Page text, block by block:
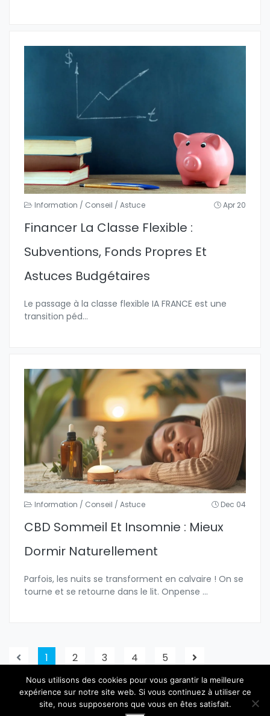
Information / Conseil / Astuce Apr 20
Financer La Classe Flexible :
Subventions, Fonds Propres Et
Astuces Budgétaires
Le passage à la classe flexible IA FRANCE est une
transition péd...
Information / Conseil / Astuce Dec 04
CBD Sommeil Et Insomnie : Mieux
Dormir Naturellement
Parfois, les nuits se transforment en calvaire ! On se
tourne et se retourne dans le lit. Onpense ...
1 2 3 4 5
Nous utilisons des cookies pour vous garantir la meilleure
expérience sur notre site web. Si vous continuez à utiliser ce
site, nous supposerons que vous en êtes satisfait.